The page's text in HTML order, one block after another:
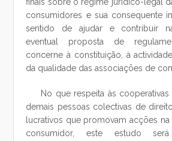
consumidores e sua consequente
sentido de ajudar e contribuir
eventual proposta de
concerne à constituição, à
da qualidade das associações de
No que respeita às
demais pessoas colectivas de
lucrativos que promovam acções
consumidor, este estudo será